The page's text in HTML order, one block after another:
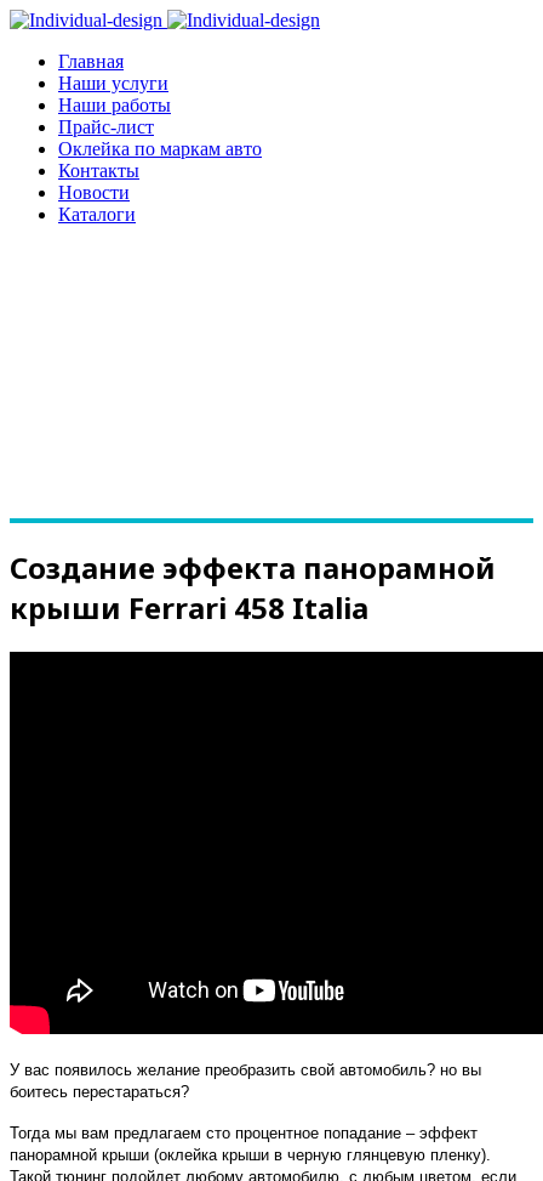
Главная
Наши услуги
Наши работы
Прайс-лист
Оклейка по маркам авто
Контакты
Новости
Каталоги
Создание эффекта панорамной
крыши Ferrari 458 Italia
У вас появилось желание преобразить свой автомобиль? но вы
боитесь перестараться?
Тогда мы вам предлагаем сто процентное попадание – эффект
панорамной крыши (оклейка крыши в черную глянцевую пленку).
Такой тюнинг подойдет любому автомобилю, с любым цветом, если